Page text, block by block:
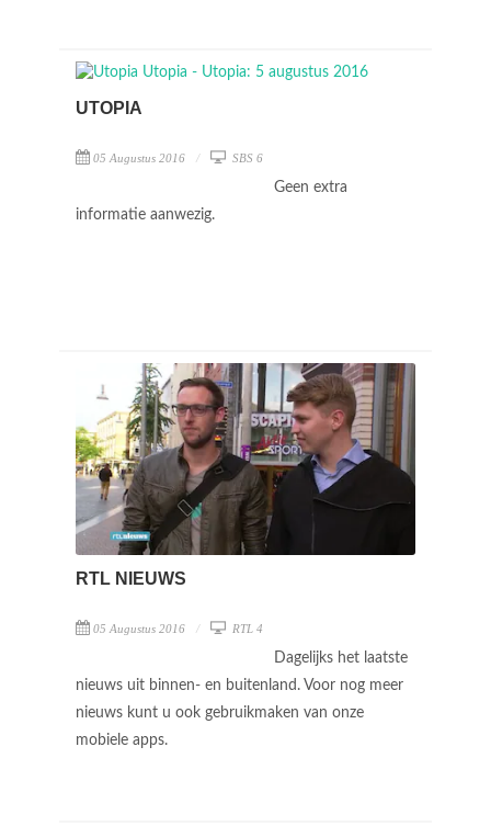
UTOPIA
05 Augustus 2016 SBS 6
Geen extra
informatie aanwezig.
RTL NIEUWS
05 Augustus 2016 RTL 4
Dagelijks het laatste
nieuws uit binnen- en buitenland. Voor nog meer
nieuws kunt u ook gebruikmaken van onze
mobiele apps.